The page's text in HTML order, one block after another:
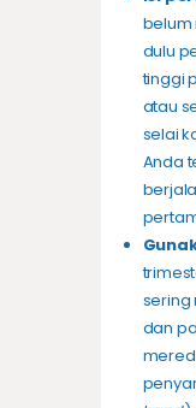
belum
dulu
tinggi
atau
selai
Anda
sering
dan